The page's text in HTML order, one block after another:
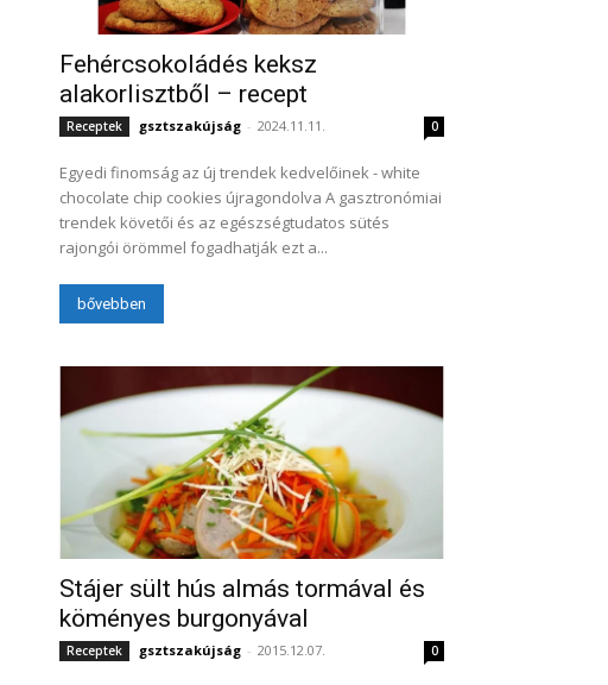
Fehércsokoládés keksz
alakorlisztből – recept
Receptek gsztszakújság - 2024.11.11. 0
Egyedi finomság az új trendek kedvelőinek - white
chocolate chip cookies újragondolva A gasztronómiai
trendek követői és az egészségtudatos sütés
rajongói örömmel fogadhatják ezt a...
bővebben
Stájer sült hús almás tormával és
köményes burgonyával
Receptek gsztszakújság - 2015.12.07. 0